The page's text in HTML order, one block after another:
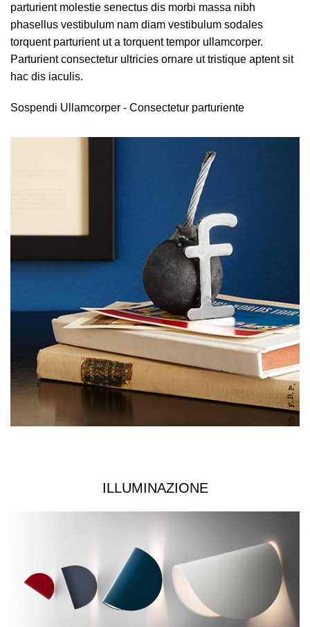
parturient molestie senectus dis morbi massa nibh
phasellus vestibulum nam diam vestibulum sodales
torquent parturient ut a torquent tempor ullamcorper.
Parturient consectetur ultricies ornare ut tristique aptent sit
hac dis iaculis.
Sospendi Ullamcorper - Consectetur parturiente
ILLUMINAZIONE